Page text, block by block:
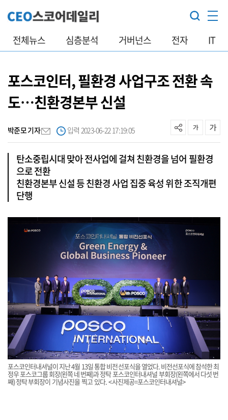
전체뉴스 심층분석 거버넌스 전자 IT
포스코인터, 필환경 사업구조 전환 속
도…친환경본부 신설
박준모 기자 입력 2023-06-22 17:19:05
탄소중립시대 맞아 전사업에 걸쳐 친환경을 넘어 필환경
으로 전환
친환경본부 신설 등 친환경 사업 집중 육성 위한 조직개편
단행
포스코인터내셔널이 지난 4월 13일 통합 비전선포식을 열었다. 비전선포식에 참석한 최
정우 포스코그룹 회장(왼쪽 네 번째)과 정탁 포스코인터내셔널 부회장(왼쪽에서 다섯 번
째) 정탁 부회장이 기념사진을 찍고 있다. <사진제공=포스코인터내셔널>